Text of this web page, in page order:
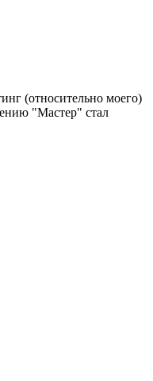
(относительно моего)
"Мастер" стал